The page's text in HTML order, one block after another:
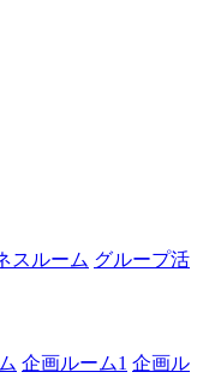
スルーム グループ活
企画ルーム1 企画ル